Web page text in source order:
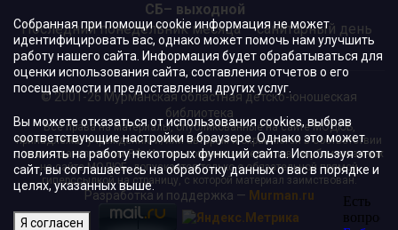
СБ– выходной
Последний понедельник месяца – санитарный день
© 2001-26 Мурманская областная детско-юношеская
библиотека
Все права на материалы, опубликованные на сайте МОДЮБ,
принадлежат учреждению и/или авторам и охраняются в соответствии
с законодательством РФ. Использование материалов, опубликованных
на сайте МОДЮБ, допускается только с обязательной прямой
гиперссылкой на страницу, с которой материал заимствован.
Разработка и поддержка — Murman.ru
Собранная при помощи cookie информация не может
идентифицировать вас, однако может помочь нам улучшить
работу нашего сайта. Информация будет обрабатываться для
оценки использования сайта, составления отчетов о его
посещаемости и предоставления других услуг.
Вы можете отказаться от использования cookies, выбрав
соответствующие настройки в браузере. Однако это может
повлиять на работу некоторых функций сайта. Используя этот
сайт, вы соглашаетесь на обработку данных о вас в порядке и
целях, указанных выше.
Я согласен